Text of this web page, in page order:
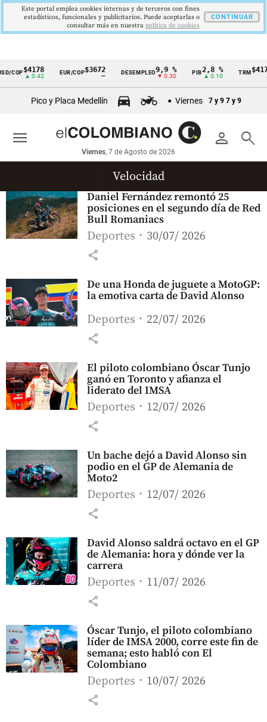
Cintillo
económicos
Colombia
COP$4178
▲ 0.42
EUR/COP$3672
—
DESEMPLEO9,9 %
▼ 0.30
PIB 2,8 %
▲ 0.10
TRM
Pico y Placa Medellín Viernes 7 y 9 7 y 9
person search
Viernes, 7 de Agosto de 2026
menu
Velocidad
Daniel Fernández remontó 25
posiciones en el segundo día de Red
Bull Romaniacs
Deportes 30/07/ 2026
share
De una Honda de juguete a MotoGP:
la emotiva carta de David Alonso
Deportes 22/07/ 2026
share
El piloto colombiano Óscar Tunjo
ganó en Toronto y afianza el
liderato del IMSA
Deportes 12/07/ 2026
share
Un bache dejó a David Alonso sin
podio en el GP de Alemania de
Moto2
Deportes 12/07/ 2026
share
David Alonso saldrá octavo en el GP
de Alemania: hora y dónde ver la
carrera
Deportes 11/07/ 2026
share
Óscar Tunjo, el piloto colombiano
líder de IMSA 2000, corre este fin de
semana; esto habló con El
Colombiano
Deportes 10/07/ 2026
share
Este portal emplea cookies internas y de terceros con fines
estadísticos, funcionales y publicitarios. Puede aceptarlas o
consultar más en nuestra politica de cookies
CONTINUAR